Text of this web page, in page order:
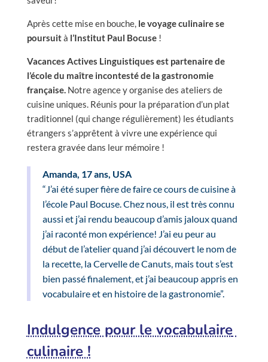
Après cette mise en bouche, le voyage culinaire se
poursuità l’Institut Paul Bocuse!
Vacances Actives Linguistiques est partenaire de
l’école du maître incontesté de la gastronomie
française. Notre agence y organise des ateliers de
cuisine uniques. Réunis pour la préparation d’un plat
traditionnel (qui change régulièrement) les étudiants
étrangers s’apprêtent à vivre une expérience qui
restera gravée dans leur mémoire !
Amanda, 17 ans, USA
“J’ai été super fière de faire ce cours de cuisine à
l’école Paul Bocuse. Chez nous, il est très connu
aussi et j’ai rendu beaucoup d’amis jaloux quand
j’ai raconté mon expérience! J’ai eu peur au
début de l’atelier quand j’ai découvert le nom de
la recette, la Cervelle de Canuts, mais tout s’est
bien passé finalement, et j’ai beaucoup appris en
vocabulaire et en histoire de la gastronomie”.
Indulgence pour le vocabulaire
culinaire !